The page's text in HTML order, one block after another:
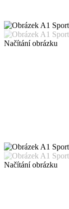
Načítání obrázku
Načítání obrázku